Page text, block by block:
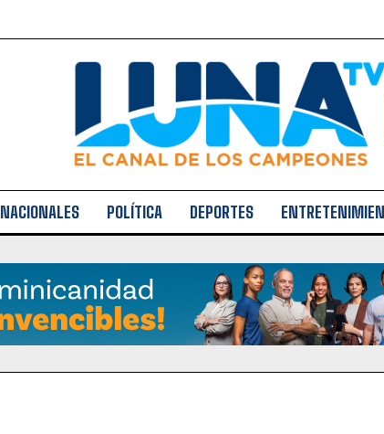
NACIONALES POLÍTICA DEPORTES